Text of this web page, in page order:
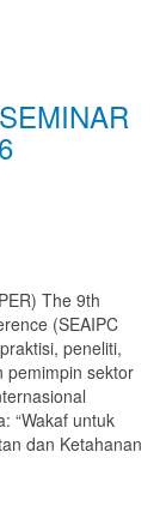
The 9th
(SEAIPC
peneliti,
pemimpin sektor
“Wakaf untuk
dan Ketahanan